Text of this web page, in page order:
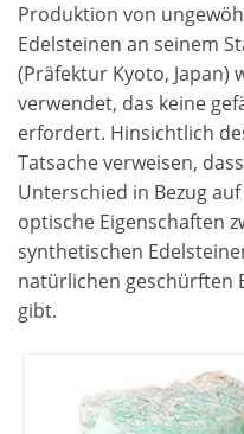
Produktion von
Edelsteinen an seinem
(Präfektur Kyoto, Japan)
verwendet, das keine
erfordert. Hinsichtlich
Tatsache verweisen,
Unterschied in Bezug
optische Eigenschaften
synthetischen
natürlichen geschürften
gibt.